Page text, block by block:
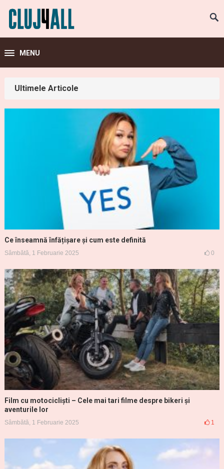
MENU
Ultimele Articole
Ce înseamnă înfățișare și cum este definită
Sâmbătă, 1 Februarie 2025 0
Film cu motocicliști – Cele mai tari filme despre bikeri și
aventurile lor
Sâmbătă, 1 Februarie 2025 1